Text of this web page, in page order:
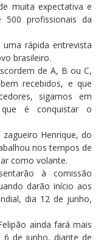
muita expectativa e
profissionais da
rápida entrevista
brasileiro.
de A, B ou C,
recebidos, e que
sigamos em
é conquistar o
Henrique, do
nos tempos de
como volante.
à comissão
darão início aos
dia 12 de junho,
ainda fará mais
de junho, diante de